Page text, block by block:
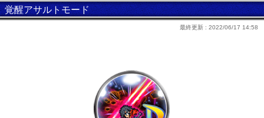
覚醒アサルトモード
最終更新 : 2022/06/17 14:58